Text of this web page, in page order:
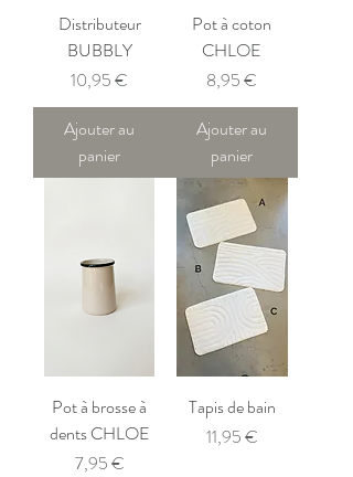
Distributeur
BUBBLY
Prix
10,95 €
Ajouter au
panier
Pot à coton
CHLOE
Prix
8,95 €
Ajouter au
panier
Pot à brosse à
dents CHLOE
Prix
7,95 €
Tapis de bain
Prix
11,95 €